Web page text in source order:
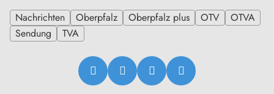
Nachrichten
Oberpfalz Oberpfalz plus OTV
OTVA
Sendung
TVA